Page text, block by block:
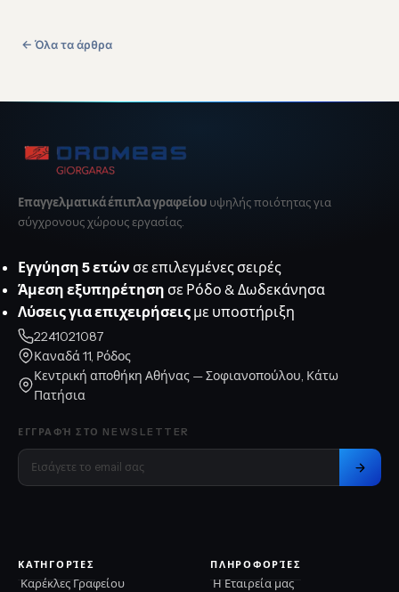
← Όλα τα άρθρα
Επαγγελματικά έπιπλα γραφείου υψηλής ποιότητας για
σύγχρονους χώρους εργασίας.
Εγγύηση 5 ετών σε επιλεγμένες σειρές
Άμεση εξυπηρέτηση σε Ρόδο & Δωδεκάνησα
Λύσεις για επιχειρήσεις με υποστήριξη
2241021087
Καναδά 11, Ρόδος
Κεντρική αποθήκη Αθήνας — Σοφιανοπούλου, Κάτω
Πατήσια
ΕΓΓΡΑΦΉ ΣΤΟ NEWSLETTER
ΚΑΤΗΓΟΡΊΕΣ
Καρέκλες Γραφείου
ΠΛΗΡΟΦΟΡΊΕΣ
Η Εταιρεία μας